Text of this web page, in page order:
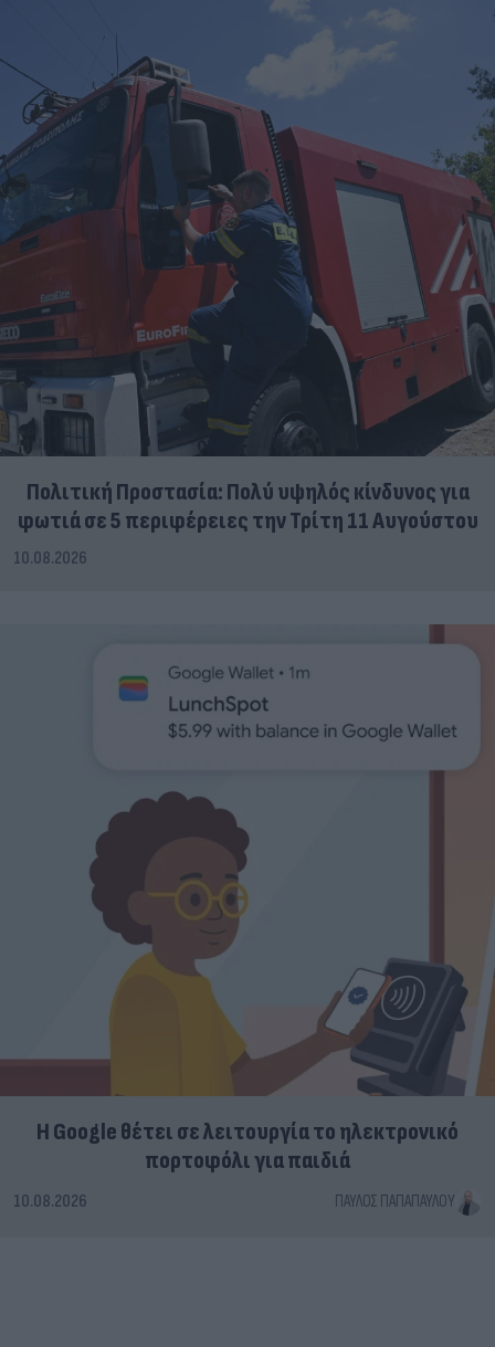
Πολιτική Προστασία: Πολύ υψηλός κίνδυνος για
φωτιά σε 5 περιφέρειες την Τρίτη 11 Αυγούστου
10.08.2026
Η Google θέτει σε λειτουργία το ηλεκτρονικό
πορτοφόλι για παιδιά
10.08.2026 ΠΑΎΛΟΣ ΠΑΠΑΠΑΎΛΟΥ